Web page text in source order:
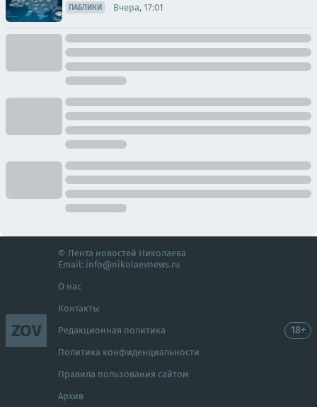
ПАБЛИКИ Вчера, 17:01
ZOV
© Лента новостей Николаева
Email: info@nikolaevnews.ru
О нас
Контакты
Редакционная политика
Политика конфиденциальности
Правила пользования сайтом
Архив
18+